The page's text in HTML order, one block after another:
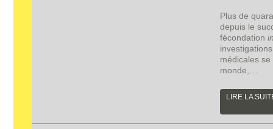
Plus de
depuis le
fécondation
médicales
monde,…
LIRE LA